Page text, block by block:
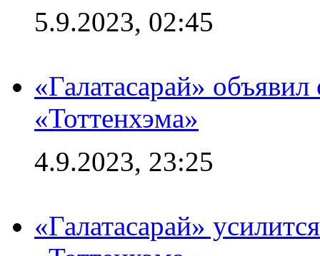
5.9.2023, 02:45
«Галатасарай»
«Тоттенхэма»
4.9.2023, 23:25
«Галатасарай»